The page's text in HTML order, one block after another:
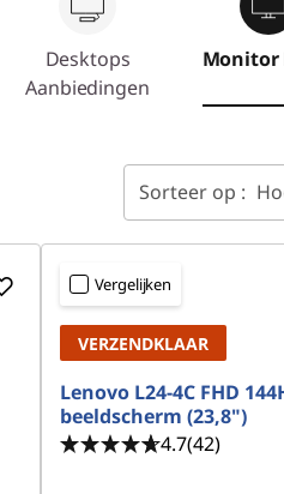
Desktops
Aanbiedingen
Monitor
Sorteer op :
Vergelijken
VERZENDKLAAR
Lenovo L24-4C FHD
beeldscherm (23,8")
4.7(42)